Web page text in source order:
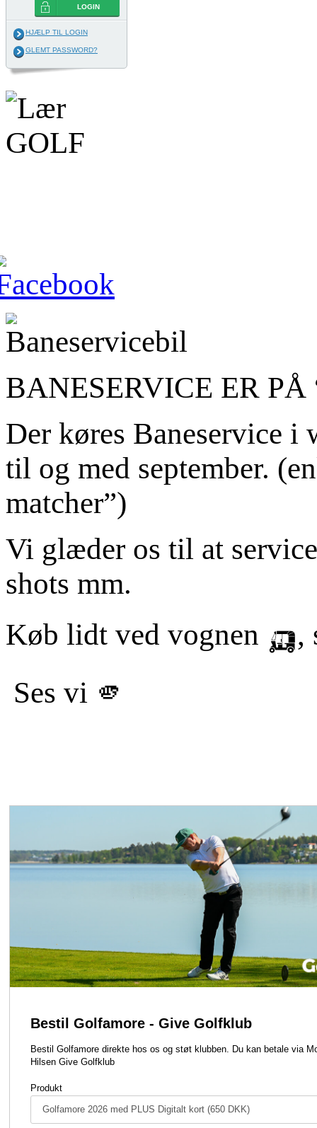
LOGIN
HJÆLP TIL LOGIN
GLEMT PASSWORD?
BANESERVICE ER
Der køres Baneservice
til og med september.
matcher”)
Vi glæder os til at
shots mm.
Køb lidt ved vognen 🛺,
Ses vi 🫵